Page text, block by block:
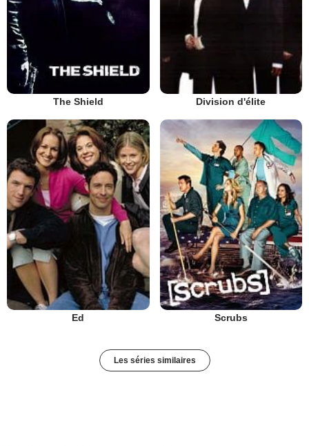
The Shield Division d'élite
Ed Scrubs
Les séries similaires